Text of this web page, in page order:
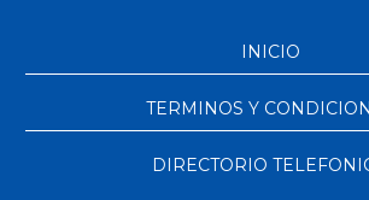
INICIO
TERMINOS Y
DIRECTORIO